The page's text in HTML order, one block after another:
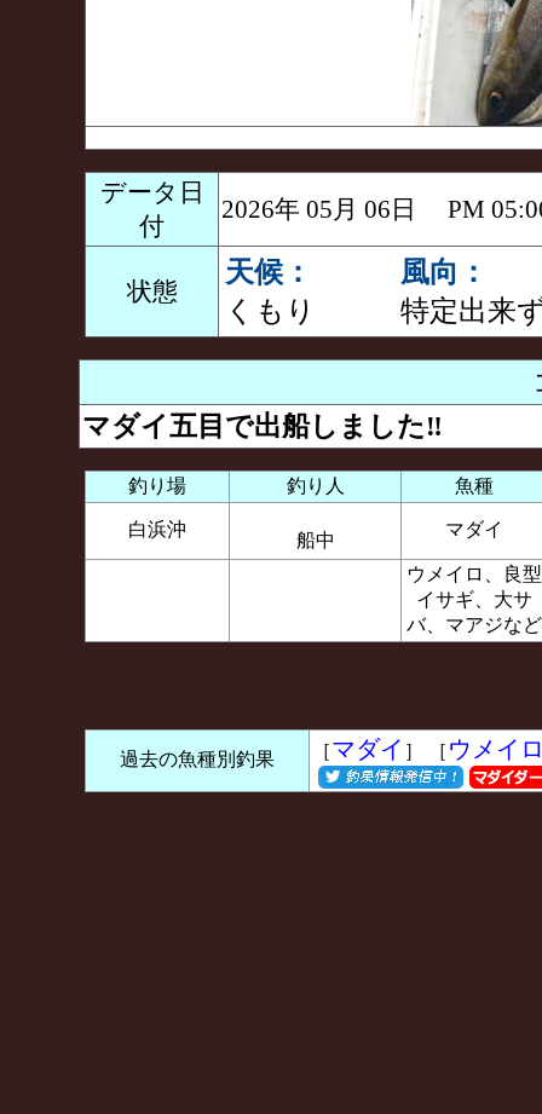
データ日
付
2026年 05月 06日 PM
状態
天候：
くもり
風向：
特定出来
マダイ五目で出船しました‼️
釣り場 釣り人 魚種
白浜沖
船中
マダイ
ウメイロ、良型
イサギ、大サ
バ、マアジなど
過去の魚種別釣果 ［マダイ ］ ［ ウメイ